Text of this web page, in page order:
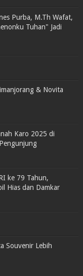
Purba, M.Th Wafat,
Tuhan" Jadi
& Novita
Karo 2025 di
ke 79 Tahun,
Hias dan Damkar
Souvenir Lebih